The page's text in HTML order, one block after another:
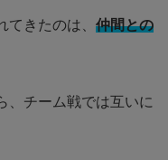
きたのは、 仲間との
、チーム戦では互いに